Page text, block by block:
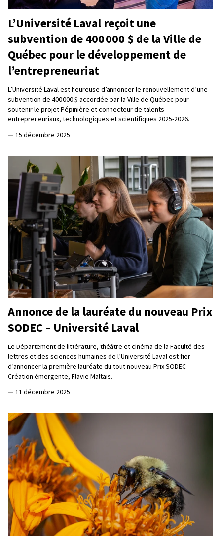
L’Université Laval reçoit une
subvention de 400 000 $ de la Ville de
Québec pour le développement de
l’entrepreneuriat
L’Université Laval est heureuse d’annoncer le renouvellement d’une
subvention de 400 000 $ accordée par la Ville de Québec pour
soutenir le projet Pépinière et connecteur de talents
entrepreneuriaux, technologiques et scientifiques 2025-2026.
— 15 décembre 2025
Annonce de la lauréate du nouveau Prix
SODEC – Université Laval
Le Département de littérature, théâtre et cinéma de la Faculté des
lettres et des sciences humaines de l’Université Laval est fier
d’annoncer la première lauréate du tout nouveau Prix SODEC –
Création émergente, Flavie Maltais.
— 11 décembre 2025